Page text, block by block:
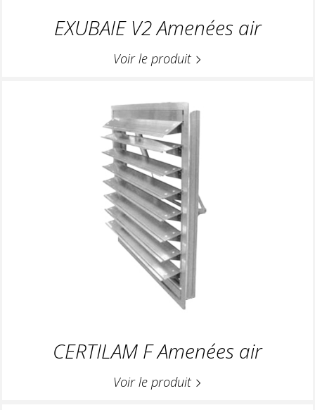
EXUBAIE V2 Amenées air
Voir le produit
CERTILAM F Amenées air
Voir le produit